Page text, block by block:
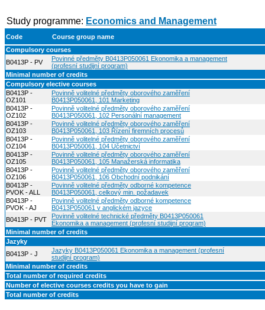
Study programme: Economics and Management
Code
Course group name
Compulsory courses
B0413P - PV
Povinné předměty B0413P050061 Ekonomika a management
(profesní studijní program)
Minimal number of credits
Compulsory elective courses
B0413P -
OZ101
Povinně volitelné předměty oborového zaměření
B0413P050061, 101 Marketing
B0413P -
OZ102
Povinně volitelné předměty oborového zaměření
B0413P050061, 102 Personální management
B0413P -
OZ103
Povinně volitelné předměty oborového zaměření
B0413P050061, 103 Řízení firemních procesů
B0413P -
OZ104
Povinně volitelné předměty oborového zaměření
B0413P050061, 104 Účetnictví
B0413P -
OZ105
Povinně volitelné předměty oborového zaměření
B0413P050061, 105 Manažerská informatika
B0413P -
OZ106
Povinně volitelné předměty oborového zaměření
B0413P050061, 106 Obchodní podnikání
B0413P -
PVOK - ALL
Povinně volitelné předměty odborné kompetence
B0413P050061, celkový min. požadavek
B0413P -
PVOK - AJ
Povinně volitelné předměty odborné kompetence
B0413P050061 v anglickém jazyce
B0413P - PVT
Povinně volitelné technické předměty B0413P050061
Ekonomika a management (profesní studijní program)
Minimal number of credits
Jazyky
B0413P - J
Jazyky B0413P050061 Ekonomika a management (profesní
studijní program)
Minimal number of credits
Total number of required credits
Number of elective courses credits you have to gain
Total number of credits